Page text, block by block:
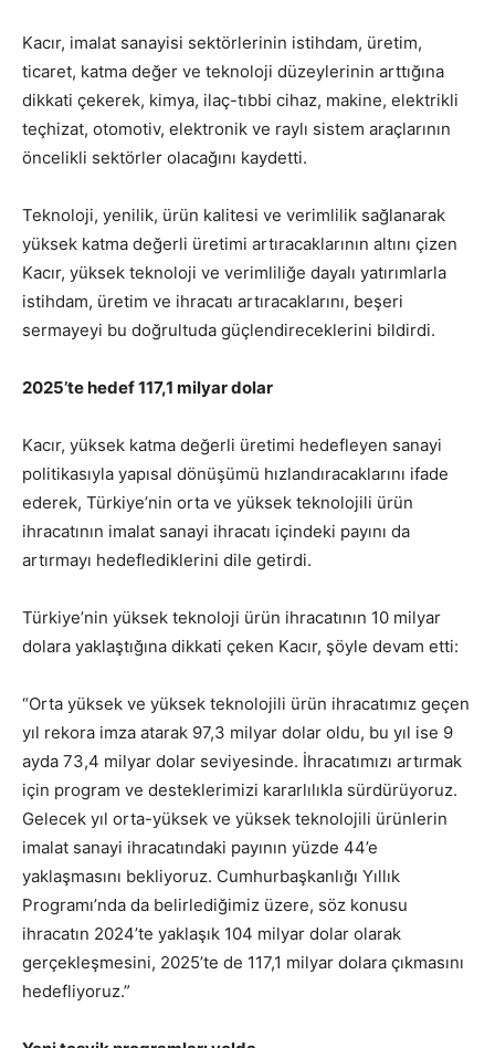
Kacır, imalat sanayisi sektörlerinin istihdam, üretim,
ticaret, katma değer ve teknoloji düzeylerinin arttığına
dikkati çekerek, kimya, ilaç-tıbbi cihaz, makine, elektrikli
teçhizat, otomotiv, elektronik ve raylı sistem araçlarının
öncelikli sektörler olacağını kaydetti.
Teknoloji, yenilik, ürün kalitesi ve verimlilik sağlanarak
yüksek katma değerli üretimi artıracaklarının altını çizen
Kacır, yüksek teknoloji ve verimliliğe dayalı yatırımlarla
istihdam, üretim ve ihracatı artıracaklarını, beşeri
sermayeyi bu doğrultuda güçlendireceklerini bildirdi.
2025’te hedef 117,1 milyar dolar
Kacır, yüksek katma değerli üretimi hedefleyen sanayi
politikasıyla yapısal dönüşümü hızlandıracaklarını ifade
ederek, Türkiye’nin orta ve yüksek teknolojili ürün
ihracatının imalat sanayi ihracatı içindeki payını da
artırmayı hedeflediklerini dile getirdi.
Türkiye’nin yüksek teknoloji ürün ihracatının 10 milyar
dolara yaklaştığına dikkati çeken Kacır, şöyle devam etti:
“Orta yüksek ve yüksek teknolojili ürün ihracatımız geçen
yıl rekora imza atarak 97,3 milyar dolar oldu, bu yıl ise 9
ayda 73,4 milyar dolar seviyesinde. İhracatımızı artırmak
için program ve desteklerimizi kararlılıkla sürdürüyoruz.
Gelecek yıl orta-yüksek ve yüksek teknolojili ürünlerin
imalat sanayi ihracatındaki payının yüzde 44’e
yaklaşmasını bekliyoruz. Cumhurbaşkanlığı Yıllık
Programı’nda da belirlediğimiz üzere, söz konusu
ihracatın 2024’te yaklaşık 104 milyar dolar olarak
gerçekleşmesini, 2025’te de 117,1 milyar dolara çıkmasını
hedefliyoruz.”